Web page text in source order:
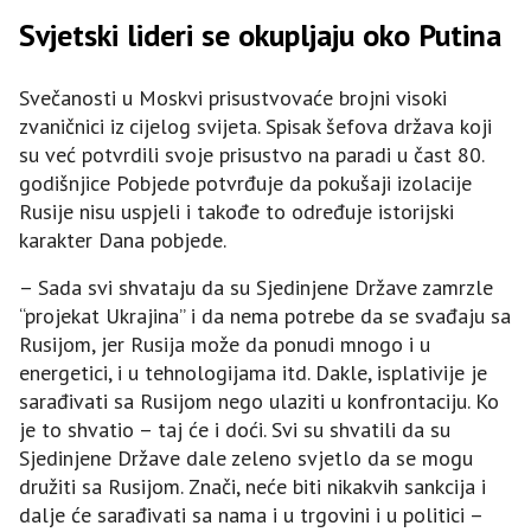
Svjetski lideri se okupljaju oko Putina
Svečanosti u Moskvi prisustvovaće brojni visoki
zvaničnici iz cijelog svijeta. Spisak šefova država koji
su već potvrdili svoje prisustvo na paradi u čast 80.
godišnjice Pobjede potvrđuje da pokušaji izolacije
Rusije nisu uspjeli i takođe to određuje istorijski
karakter Dana pobjede.
– Sada svi shvataju da su Sjedinjene Države zamrzle
“projekat Ukrajina” i da nema potrebe da se svađaju sa
Rusijom, jer Rusija može da ponudi mnogo i u
energetici, i u tehnologijama itd. Dakle, isplativije je
sarađivati sa Rusijom nego ulaziti u konfrontaciju. Ko
je to shvatio – taj će i doći. Svi su shvatili da su
Sjedinjene Države dale zeleno svjetlo da se mogu
družiti sa Rusijom. Znači, neće biti nikakvih sankcija i
dalje će sarađivati sa nama i u trgovini i u politici –